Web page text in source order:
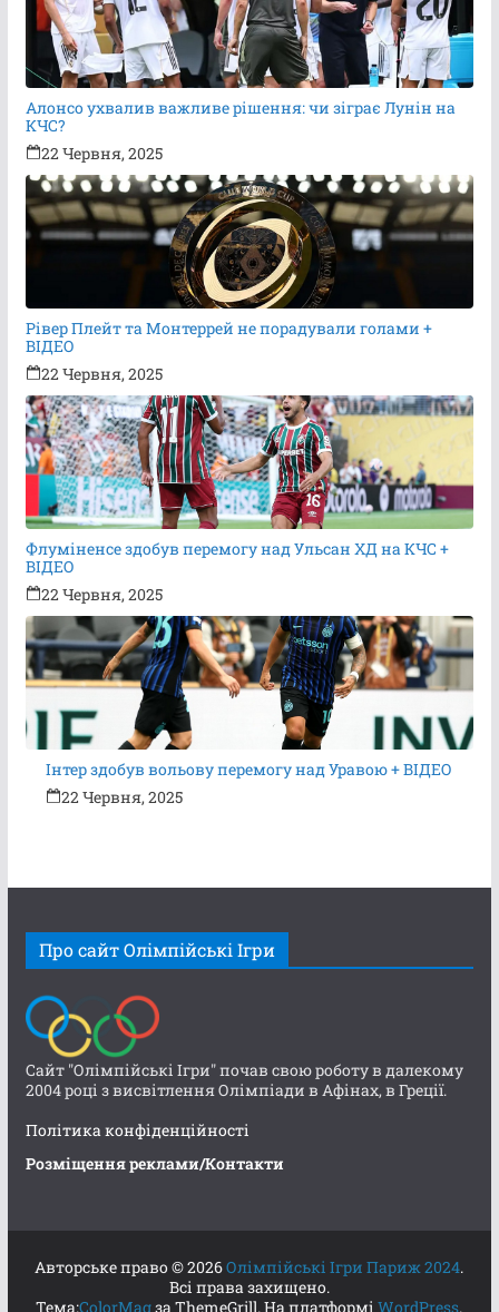
Алонсо ухвалив важливе рішення: чи зіграє Лунін на
КЧС?
22 Червня, 2025
Рівер Плейт та Монтеррей не порадували голами +
ВІДЕО
22 Червня, 2025
Флуміненсе здобув перемогу над Ульсан ХД на КЧС +
ВІДЕО
22 Червня, 2025
Інтер здобув вольову перемогу над Уравою + ВІДЕО
22 Червня, 2025
Про сайт Олімпійські Ігри
Сайт "Олімпійські Ігри" почав свою роботу в далекому
2004 році з висвітлення Олімпіади в Афінах, в Греції.
Політика конфіденційності
Розміщення реклами/Контакти
Авторське право © 2026Олімпійські Ігри Париж 2024.
Всі права захищено.
Тема:ColorMagза ThemeGrill. На платформіWordPress.